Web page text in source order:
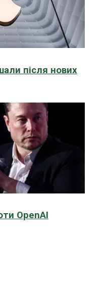
після нових
OpenAI